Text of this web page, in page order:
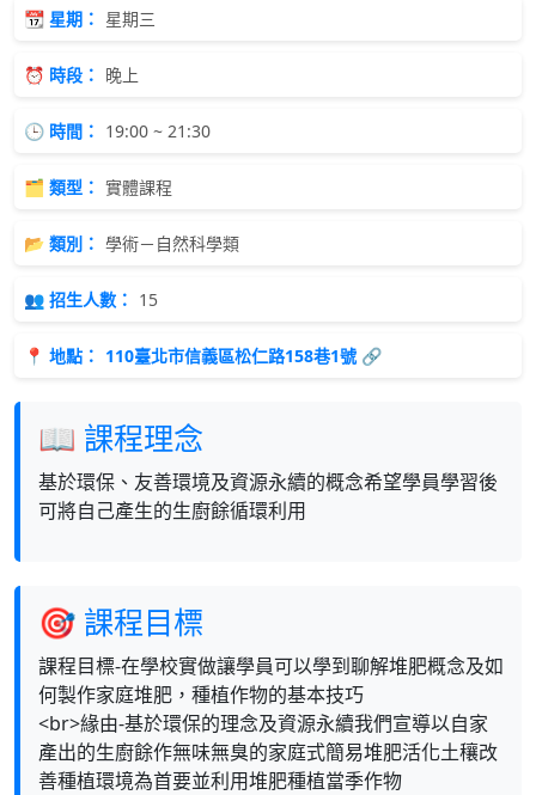
📆 星期： 星期三
⏰ 時段： 晚上
🕒 時間： 19:00 ~ 21:30
🗂 類型： 實體課程
📂 類別： 學術－自然科學類
👥 招生人數： 15
📍 地點： 110臺北市信義區松仁路158巷1號 🔗
📖 課程理念
基於環保、友善環境及資源永續的概念希望學員學習後
可將自己產生的生廚餘循環利用
🎯 課程目標
課程目標-在學校實做讓學員可以學到聊解堆肥概念及如
何製作家庭堆肥，種植作物的基本技巧
<br>緣由-基於環保的理念及資源永續我們宣導以自家
產出的生廚餘作無味無臭的家庭式簡易堆肥活化土穰改
善種植環境為首要並利用堆肥種植當季作物